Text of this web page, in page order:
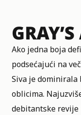
Ako jedna boja
podsećajući na
Siva je
oblicima.
debitantske revije